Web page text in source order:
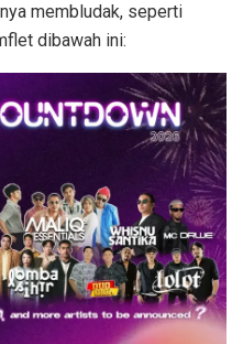
membludak, seperti
dibawah ini: